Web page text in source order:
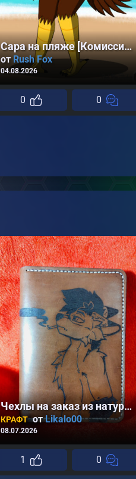
Сара на пляже [Комиссионный Арт]
отRush Fox
04.08.2026
0 0
Чехлы на заказ из натуральной кожи
КРАФТ отLikalo00
08.07.2026
1 0